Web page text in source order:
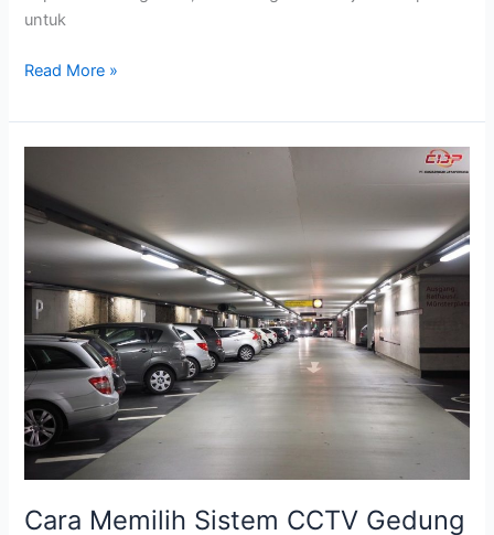
untuk
Read More »
Cara Memilih Sistem CCTV Gedung
Memilih
Sistem
CCTV
Gedung
Parkir
Perkantoran
yang
Tepat